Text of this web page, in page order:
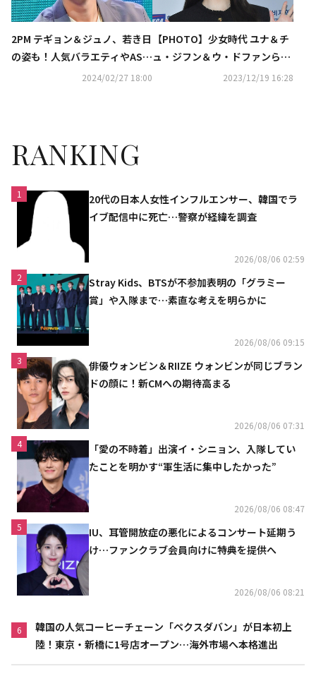
2PM テギョン＆ジュノ、若き日
の姿も！人気バラエティやAST
ROのイベント、話題ドラマま
2024/02/27 18:00
【PHOTO】少女時代 ユナ＆チ
ュ・ジフン＆ウ・ドファンら
「第28回消費者の日」授賞式に
2023/12/19 16:28
RANKING
1
20代の日本人女性インフルエンサー、韓国でラ
イブ配信中に死亡…警察が経緯を調査
2026/08/06 02:59
2
Stray Kids、BTSが不参加表明の「グラミー
賞」や入隊まで…素直な考えを明らかに
2026/08/06 09:15
3
俳優ウォンビン＆RIIZE ウォンビンが同じブラン
ドの顔に！新CMへの期待高まる
2026/08/06 07:31
4
「愛の不時着」出演イ・シニョン、入隊してい
たことを明かす“軍生活に集中したかった”
2026/08/06 08:47
5
IU、耳管開放症の悪化によるコンサート延期う
け…ファンクラブ会員向けに特典を提供へ
2026/08/06 08:21
6
韓国の人気コーヒーチェーン「ペクスダバン」が日本初上
陸！東京・新橋に1号店オープン…海外市場へ本格進出